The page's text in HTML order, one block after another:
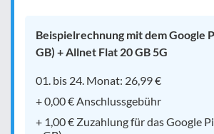
Beispielrechnung mit dem Google
GB) + Allnet Flat 20 GB 5G
01. bis 24. Monat: 26,99 €
+ 0,00 € Anschlussgebühr
+ 1,00 € Zuzahlung für das Google